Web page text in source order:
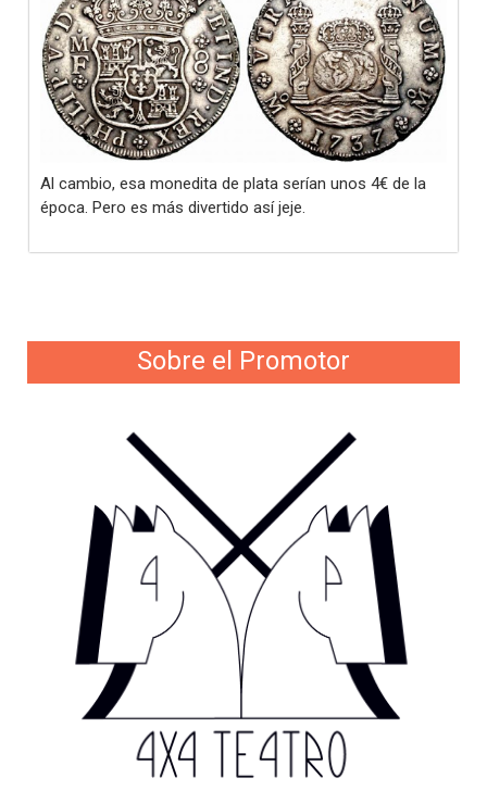
Al cambio, esa monedita de plata serían unos 4€ de la
época. Pero es más divertido así jeje.
Sobre el Promotor